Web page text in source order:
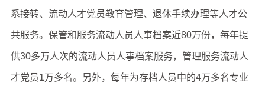
系接转、流动人才党员教育管理、退休手续办理等人才公
共服务。保管和服务流动人员人事档案近80万份，每年提
供30多万人次的流动人员人事档案服务，管理服务流动人
才党员1万多名。另外，每年为存档人员中的4万多名专业